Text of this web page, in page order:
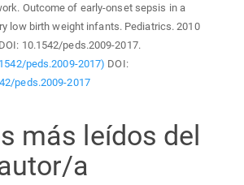
Outcome of early-onset sepsis in a
low birth weight infants. Pediatrics. 2010
10.1542/peds.2009-2017.
peds.2009-2017) DOI:
peds.2009-2017
más leídos del
a